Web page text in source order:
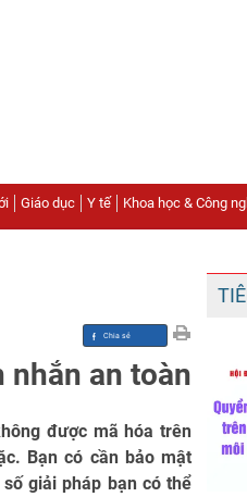
Giáo dục Y tế Khoa học & Công
nhắn an toàn
được mã hóa trên
Bạn có cần bảo mật
giải pháp bạn có thể